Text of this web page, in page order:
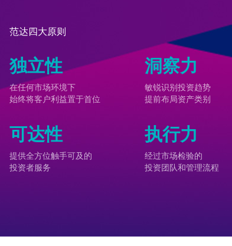
范达四大原则
独立性
在任何市场环境下
始终将客户利益置于首位
可达性
提供全方位触手可及的
投资者服务
洞察力
敏锐识别投资趋势
提前布局资产类别
执行力
经过市场检验的
投资团队和管理流程